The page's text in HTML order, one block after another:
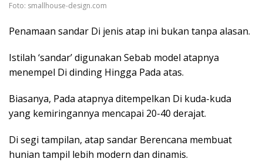
Foto: smallhouse-design.com
Penamaan sandar Di jenis atap ini bukan tanpa alasan.
Istilah ‘sandar’ digunakan Sebab model atapnya
menempel Di dinding Hingga Pada atas.
Biasanya, Pada atapnya ditempelkan Di kuda-kuda
yang kemiringannya mencapai 20-40 derajat.
Di segi tampilan, atap sandar Berencana membuat
hunian tampil lebih modern dan dinamis.